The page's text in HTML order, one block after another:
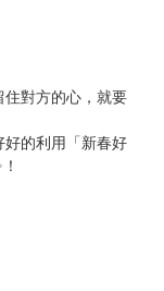
對方的心，就要
的利用「新春好